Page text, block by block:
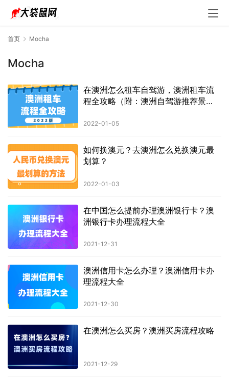
首页 Mocha
Mocha
在澳洲怎么租车自驾游，澳洲租车流
程全攻略（附：澳洲自驾游推荐景
2022-01-05
如何换澳元？去澳洲怎么兑换澳元最
划算？
2022-01-03
在中国怎么提前办理澳洲银行卡？澳
洲银行卡办理流程大全
2021-12-31
澳洲信用卡怎么办理？澳洲信用卡办
理流程大全
2021-12-30
在澳洲怎么买房？澳洲买房流程攻略
2021-12-29